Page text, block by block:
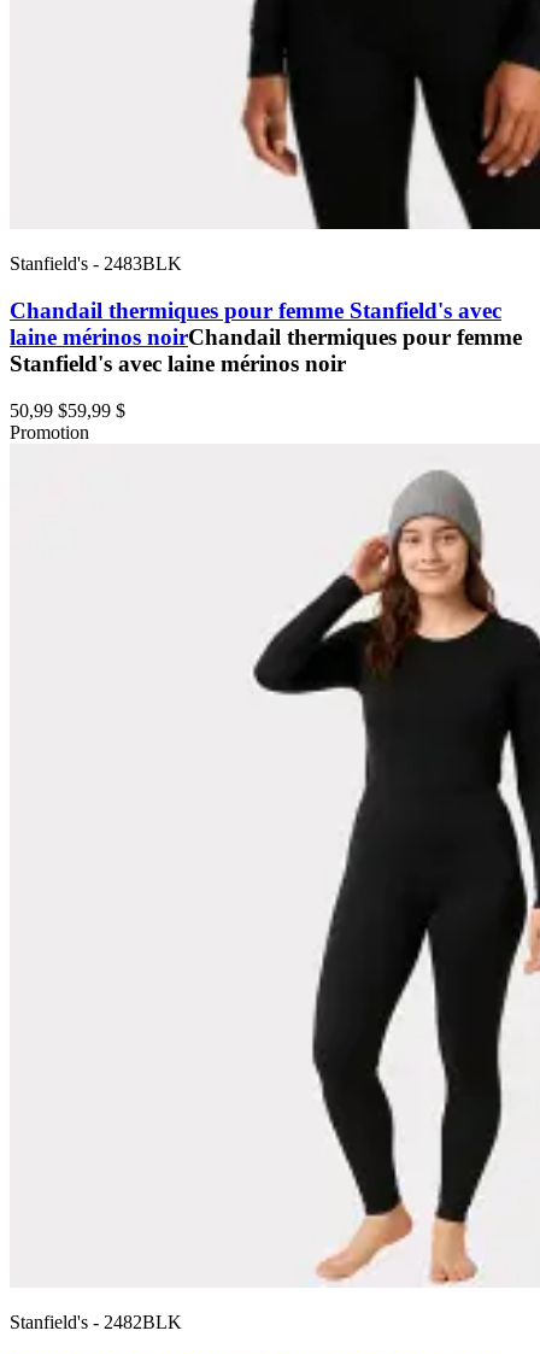
Stanfield's - 2483BLK
Chandail thermiques pour femme Stanfield's avec
laine mérinos noirChandail thermiques pour femme
Stanfield's avec laine mérinos noir
50,99 $59,99 $
Promotion
Stanfield's - 2482BLK